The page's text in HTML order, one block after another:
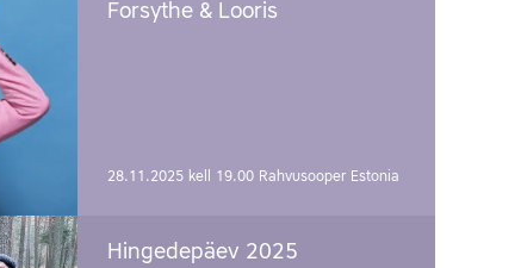
Forsythe & Looris
28.11.2025 kell 19.00 Rahvusooper Estonia
Hingedepäev 2025